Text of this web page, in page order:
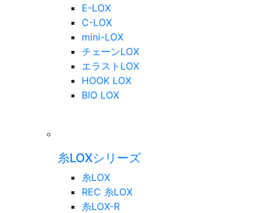
E-LOX
C-LOX
mini-LOX
チェーンLOX
エラストLOX
HOOK LOX
BIO LOX
糸LOXシリーズ
糸LOX
REC 糸LOX
糸LOX-R